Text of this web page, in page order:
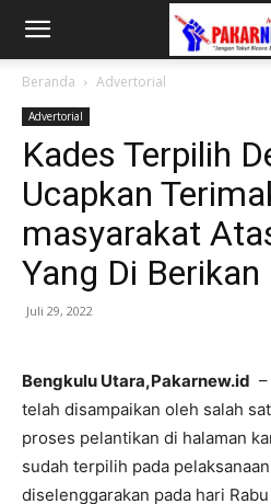
Beranda Advertorial
Advertorial
Kades Terpilih
Ucapkan
masyarakat
Yang Di Berikan
Juli 29, 2022
Bengkulu Utara,Pakarnew.id
telah disampaikan oleh salah
proses pelantikan di halaman
sudah terpilih pada
diselenggarakan pada hari